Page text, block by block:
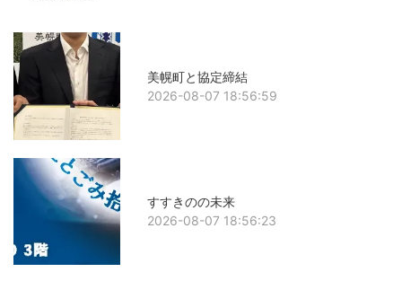
美幌町と協定締結
2026-08-07 18:56:59
すすきのの未来
2026-08-07 18:56:23